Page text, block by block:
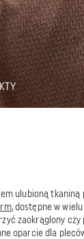
ulubioną tkaniną
, dostępne w
zaokrąglony czy
oparcie dla